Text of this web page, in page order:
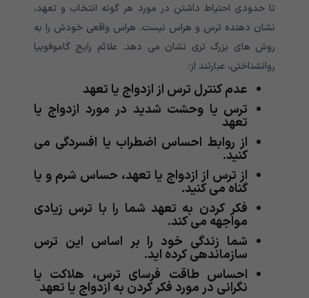
تا حدودی احتیاط داشتن در مورد هر گونه انتخاب و تعهد،
نشان دهنده ترس و هراس نیست. هراس واقعی خودش را به
روش های بزرگ تری نشان می دهد. علائم رایج گاموفوبیا
روانشناختی، عبارتند از:
عدم کنترل ترس از ازدواج یا تعهد
ترس یا وحشت شدید در مورد ازدواج یا
تعهد
از روابط احساس اضطراب یا افسردگی می
کنید.
از ترس از ازدواج یا تعهد، حساس شرم و یا
گناه می کنید.
فکر کردن به تعهد شما را با ترس زیادی
مواجهه می کند.
شما زندگی خود را بر اساس این ترس
سازماندهی کرده اید.
احساس طاقت فرسای ترس، هلاکت یا
نگرانی در مورد فکر کردن به ازدواج یا تعهد